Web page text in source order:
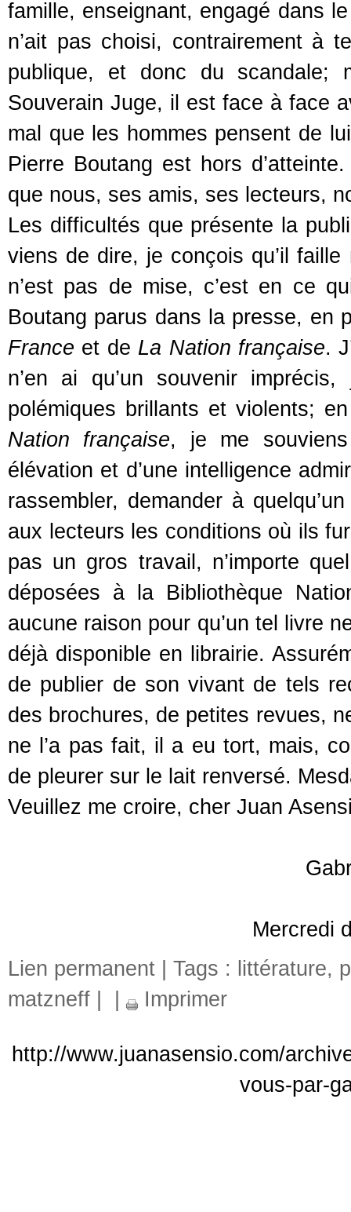
famille, enseignant, engagé dans
n’ait pas choisi, contrairement à
publique, et donc du
Souverain Juge, il est face à face
mal que les hommes pensent de
Pierre Boutang est hors
que nous, ses amis, ses lecteurs,
Les difficultés que présente la
viens de dire, je conçois qu’il
n’est pas de mise, c’est en ce
Boutang parus dans la presse, en
France et de La Nation française.
n’en ai qu’un souvenir
polémiques brillants et violents;
Nation française, je me
élévation et d’une intelligence
rassembler, demander à
aux lecteurs les conditions où ils
pas un gros travail, n’importe
déposées à la Bibliothèque
aucune raison pour qu’un tel livre
déjà disponible en librairie.
de publier de son vivant de tels
des brochures, de petites revues,
ne l’a pas fait, il a eu tort, mais,
de pleurer sur le lait renversé.
Veuillez me croire, cher Juan
Mercredi
Lien permanent | Tags : littérature,
matzneff
Imprimer
http://www.juanasensio.com/
vous-par-